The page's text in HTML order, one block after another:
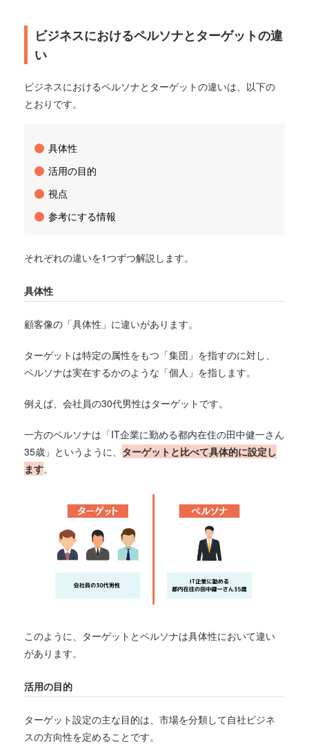
ビジネスにおけるペルソナとターゲットの違
い
ビジネスにおけるペルソナとターゲットの違いは、以下の
とおりです。
具体性
活用の目的
視点
参考にする情報
それぞれの違いを1つずつ解説します。
具体性
顧客像の「具体性」に違いがあります。
ターゲットは特定の属性をもつ「集団」を指すのに対し、
ペルソナは実在するかのような「個人」を指します。
例えば、会社員の30代男性はターゲットです。
一方のペルソナは「IT企業に勤める都内在住の田中健一さん
35歳」というように、 ターゲットと比べて具体的に設定し
ます。
このように、ターゲットとペルソナは具体性において違い
があります。
活用の目的
ターゲット設定の主な目的は、市場を分類して自社ビジネ
スの方向性を定めることです。